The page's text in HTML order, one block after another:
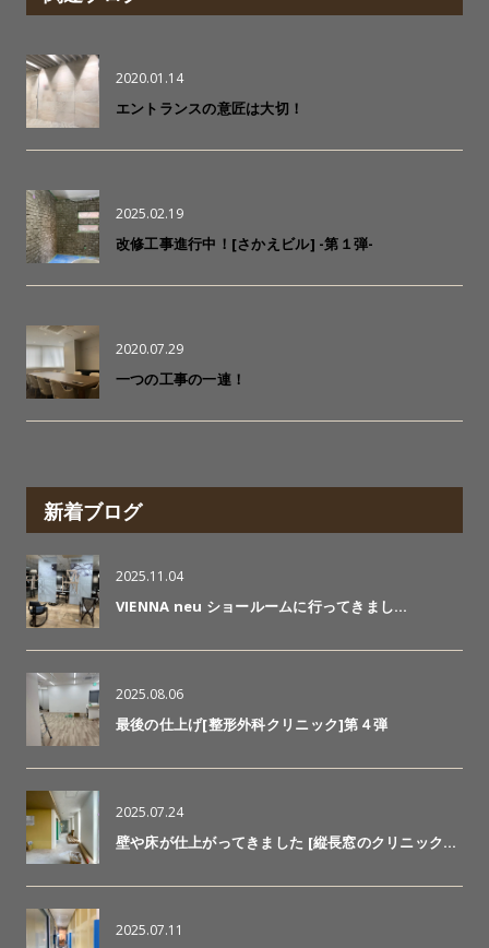
2020.01.14
エントランスの意匠は大切！
2025.02.19
改修工事進行中！[さかえビル] -第１弾-
2020.07.29
一つの工事の一連！
新着ブログ
2025.11.04
VIENNA neu ショールームに行ってきまし…
2025.08.06
最後の仕上げ[整形外科クリニック]第４弾
2025.07.24
壁や床が仕上がってきました [縦長窓のクリニック…
2025.07.11